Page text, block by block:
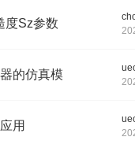
度Sz参数
的仿真模
用